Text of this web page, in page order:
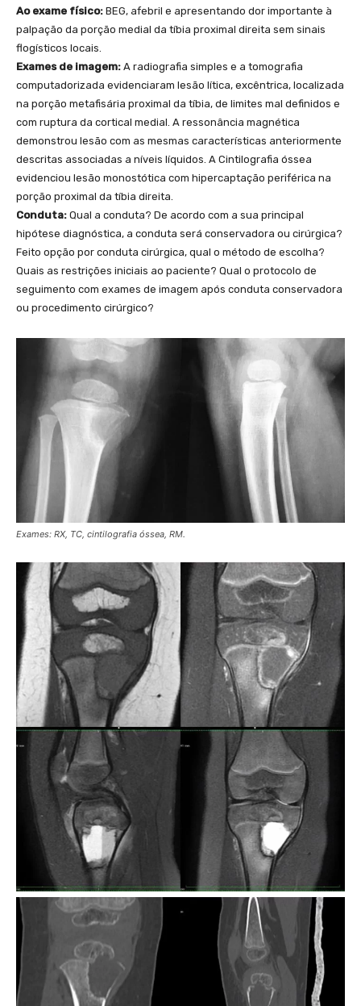
Ao exame físico: BEG, afebril e apresentando dor importante à
palpação da porção medial da tíbia proximal direita sem sinais
flogísticos locais.
Exames de imagem: A radiografia simples e a tomografia
computadorizada evidenciaram lesão lítica, excêntrica, localizada
na porção metafisária proximal da tíbia, de limites mal definidos e
com ruptura da cortical medial. A ressonância magnética
demonstrou lesão com as mesmas características anteriormente
descritas associadas a níveis líquidos. A Cintilografia óssea
evidenciou lesão monostótica com hipercaptação periférica na
porção proximal da tíbia direita.
Conduta: Qual a conduta? De acordo com a sua principal
hipótese diagnóstica, a conduta será conservadora ou cirúrgica?
Feito opção por conduta cirúrgica, qual o método de escolha?
Quais as restrições iniciais ao paciente? Qual o protocolo de
seguimento com exames de imagem após conduta conservadora
ou procedimento cirúrgico?
Exames: RX, TC, cintilografia óssea, RM.